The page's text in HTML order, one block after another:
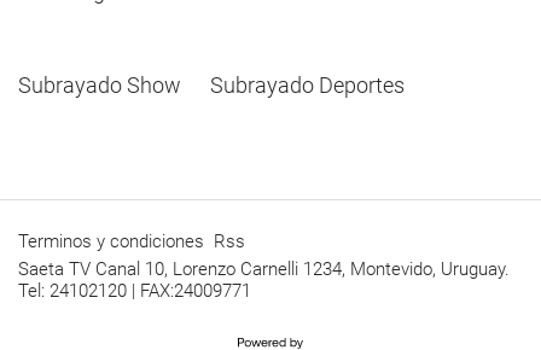
Subrayado Show Subrayado Deportes
Terminos y condiciones Rss
Saeta TV Canal 10, Lorenzo Carnelli 1234, Montevido, Uruguay.
Tel: 24102120 | FAX:24009771